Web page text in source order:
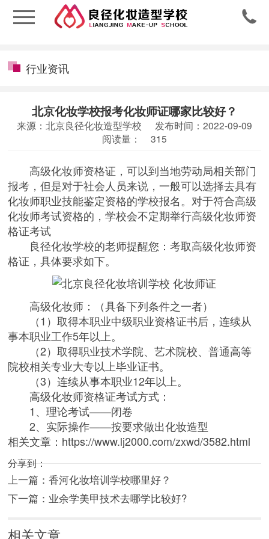

行业资讯
北京化妆学校报考化妆师证哪家比较好？
来源：北京良径化妆造型学校
发布时间：2022-09-09
阅读量：
315
高级化妆师资格证，可以到当地劳动局相关部门
报考，但是对于社会人员来说，一般可以选择去具有
化妆师职业技能鉴定资格的学校报名。对于符合高级
化妆师考试资格的，学校会不定期举行高级化妆师资
格证考试
良径化妆学校的老师提醒您：考取高级化妆师资
格证，具体要求如下。
高级化妆师：（具备下列条件之一者）
（1）取得本职业中级职业资格证书后，连续从
事本职业工作5年以上。
（2）取得职业技术学院、艺术院校、普通高等
院校相关专业大专以上毕业证书。
（3）连续从事本职业12年以上。
高级化妆师资格证考试方式：
1、理论考试——闭卷
2、实际操作——按要求做出化妆造型
相关文章： https://www.lj2000.com/zxwd/3582.html
分享到：
上一篇：香河化妆培训学校哪里好？
下一篇： 业余学美甲技术去哪学比较好?
相关文章